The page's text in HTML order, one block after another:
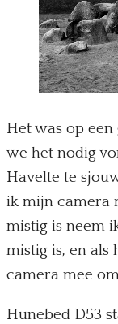
Het was op
we het nodig
Havelte te
ik mijn camera
mistig is neem
mistig is, en als
camera mee
Hunebed D53